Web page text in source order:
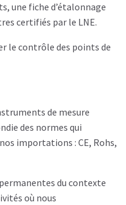
une fiche d’étalonnage
certifiés par le LNE.
le contrôle des points de
de mesure
des normes qui
importations : CE, Rohs,
du contexte
où nous